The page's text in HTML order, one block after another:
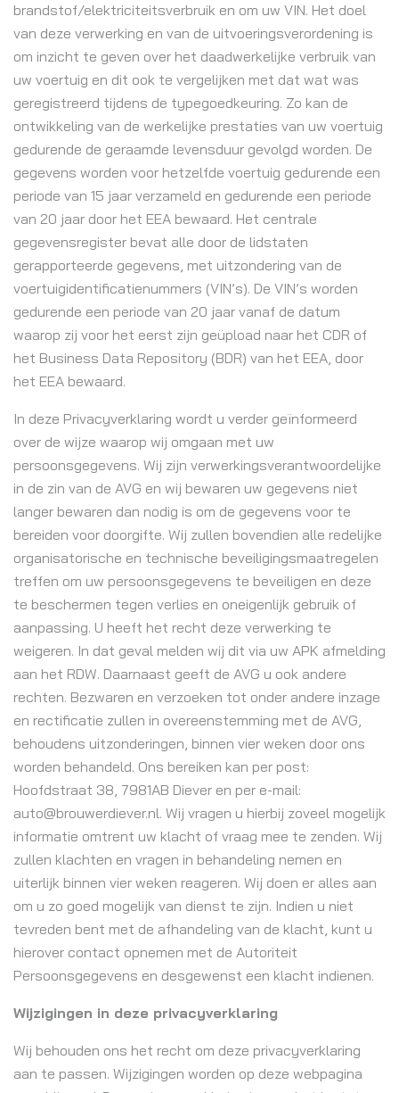
brandstof/elektriciteitsverbruik en om uw VIN. Het doel
van deze verwerking en van de uitvoeringsverordening is
om inzicht te geven over het daadwerkelijke verbruik van
uw voertuig en dit ook te vergelijken met dat wat was
geregistreerd tijdens de typegoedkeuring. Zo kan de
ontwikkeling van de werkelijke prestaties van uw voertuig
gedurende de geraamde levensduur gevolgd worden. De
gegevens worden voor hetzelfde voertuig gedurende een
periode van 15 jaar verzameld en gedurende een periode
van 20 jaar door het EEA bewaard. Het centrale
gegevensregister bevat alle door de lidstaten
gerapporteerde gegevens, met uitzondering van de
voertuigidentificatienummers (VIN’s). De VIN’s worden
gedurende een periode van 20 jaar vanaf de datum
waarop zij voor het eerst zijn geüpload naar het CDR of
het Business Data Repository (BDR) van het EEA, door
het EEA bewaard.
In deze Privacyverklaring wordt u verder geïnformeerd
over de wijze waarop wij omgaan met uw
persoonsgegevens. Wij zijn verwerkingsverantwoordelijke
in de zin van de AVG en wij bewaren uw gegevens niet
langer bewaren dan nodig is om de gegevens voor te
bereiden voor doorgifte. Wij zullen bovendien alle redelijke
organisatorische en technische beveiligingsmaatregelen
treffen om uw persoonsgegevens te beveiligen en deze
te beschermen tegen verlies en oneigenlijk gebruik of
aanpassing. U heeft het recht deze verwerking te
weigeren. In dat geval melden wij dit via uw APK afmelding
aan het RDW. Daarnaast geeft de AVG u ook andere
rechten. Bezwaren en verzoeken tot onder andere inzage
en rectificatie zullen in overeenstemming met de AVG,
behoudens uitzonderingen, binnen vier weken door ons
worden behandeld. Ons bereiken kan per post:
Hoofdstraat 38, 7981AB Diever en per e-mail:
auto@brouwerdiever.nl. Wij vragen u hierbij zoveel mogelijk
informatie omtrent uw klacht of vraag mee te zenden. Wij
zullen klachten en vragen in behandeling nemen en
uiterlijk binnen vier weken reageren. Wij doen er alles aan
om u zo goed mogelijk van dienst te zijn. Indien u niet
tevreden bent met de afhandeling van de klacht, kunt u
hierover contact opnemen met de Autoriteit
Persoonsgegevens en desgewenst een klacht indienen.
Wijzigingen in deze privacyverklaring
Wij behouden ons het recht om deze privacyverklaring
aan te passen. Wijzigingen worden op deze webpagina